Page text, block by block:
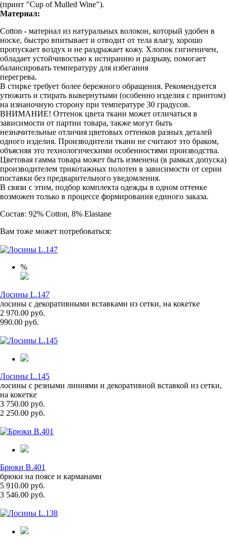
(принт "Cup of Mulled Wine").
Материал:
Cotton - материал из натуральных волокон, который удобен в
носке, быстро впитывает и отводит от тела влагу, хорошо
пропускает воздух и не раздражает кожу. Хлопок гигиеничен,
обладает устойчивостью к истиранию и разрыву, помогает
балансировать температуру для избегания
перегрева.
В стирке требует более бережного обращения. Рекомендуется
утюжить и стирать вывернутыми (особенно изделия с принтом)
на изнаночную сторону при температуре 30 градусов.
ВНИМАНИЕ! Оттенок цвета ткани может отличаться в
зависимости от партии товара, также могут быть
незначительные отличия цветовых оттенков разных деталей
одного изделия. Производители ткани не считают это браком,
объясняя это технологическими особенностями производства.
Цветовая гамма товара может быть изменена (в рамках допуска)
производителем трикотажных полотен в зависимости от серии
поставки без предварительного уведомления.
В связи с этим, подбор комплекта одежды в одном оттенке
возможен только в процессе формирования единого заказа.
Состав: 92% Cotton, 8% Elastane
Вам тоже может потребоваться:
%
Лосины L.147
лосины с декоративными вставками из сетки, на кокетке
2 970.00 руб.
990.00 руб.
Лосины L.145
лосины с резными линиями и декоративной вставкой из сетки,
на кокетке
3 750.00 руб.
2 250.00 руб.
Брюки B.401
брюки на поясе и карманами
5 910.00 руб.
3 546.00 руб.